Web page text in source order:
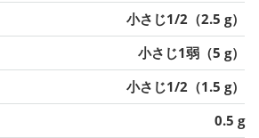
小さじ1/2（2.5 g）
小さじ1弱（5 g）
小さじ1/2（1.5 g）
0.5 g